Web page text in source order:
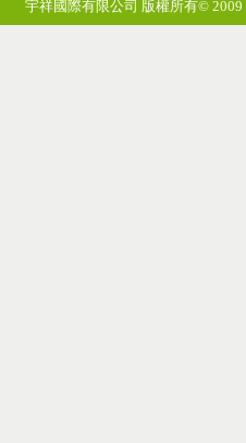
宇祥國際有限公司 版權所有© 2009